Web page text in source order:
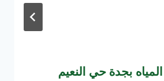
بجدة حي النعيم